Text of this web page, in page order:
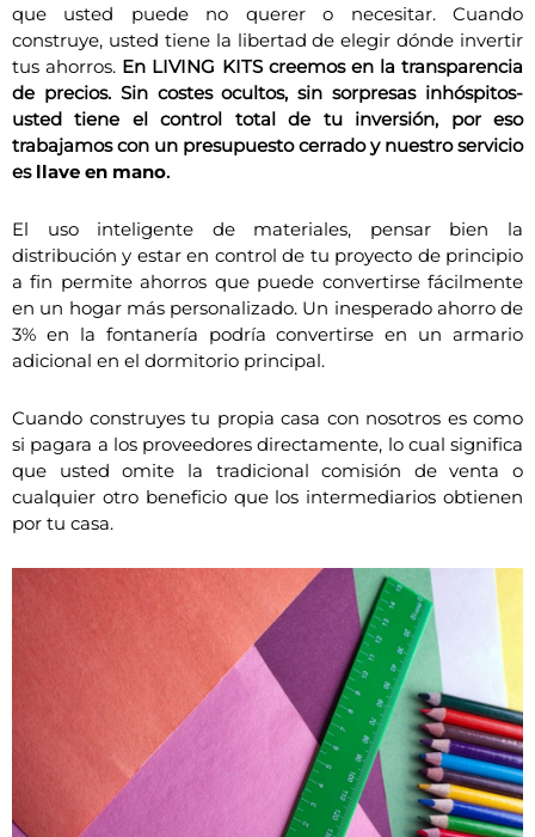
que usted puede no querer o necesitar. Cuando
construye, usted tiene la libertad de elegir dónde invertir
tus ahorros. En LIVING KITS creemos en la transparencia
de precios. Sin costes ocultos, sin sorpresas inhóspitos-
usted tiene el control total de tu inversión, por eso
trabajamos con un presupuesto cerrado y nuestro servicio
es llave en mano.
El uso inteligente de materiales, pensar bien la
distribución y estar en control de tu proyecto de principio
a fin permite ahorros que puede convertirse fácilmente
en un hogar más personalizado. Un inesperado ahorro de
3% en la fontanería podría convertirse en un armario
adicional en el dormitorio principal.
Cuando construyes tu propia casa con nosotros es como
si pagara a los proveedores directamente, lo cual significa
que usted omite la tradicional comisión de venta o
cualquier otro beneficio que los intermediarios obtienen
por tu casa.